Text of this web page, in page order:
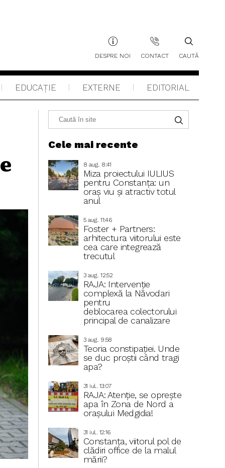
DESPRE NOI CONTACT CAUTĂ
EDUCAŢIE EXTERNE EDITORIAL
Cele mai recente
8 aug.. 8:41
Miza proiectului IULIUS
pentru Constanța: un
oraș viu și atractiv totul
anul
5 aug.. 11:46
Foster + Partners:
arhitectura viitorului este
cea care integrează
trecutul
3 aug.. 12:52
RAJA: Intervenție
complexă la Năvodari
pentru
deblocarea colectorului
principal de canalizare
3 aug.. 9:58
Teoria constipației. Unde
se duc proștii când tragi
apa?
31 iul.. 13:07
RAJA: Atenție, se oprește
apa în Zona de Nord a
orașului Medgidia!
31 iul.. 12:16
Constanța, viitorul pol de
clădiri office de la malul
mării?